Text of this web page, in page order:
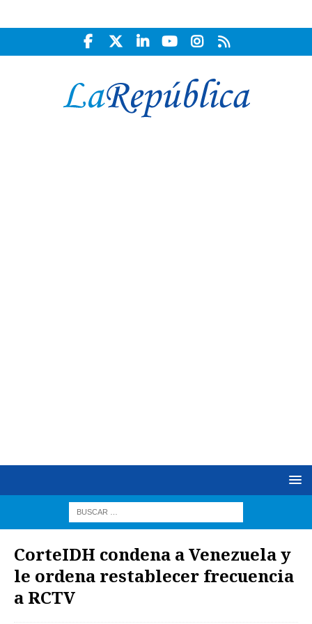
CorteIDH condena a Venezuela y
le ordena restablecer frecuencia
a RCTV